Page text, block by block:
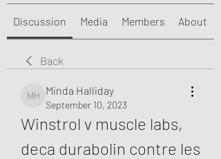
Discussion Media Members About
Back
Minda Halliday
Minda Halliday
September 10, 2023
Winstrol v muscle labs,
deca durabolin contre les